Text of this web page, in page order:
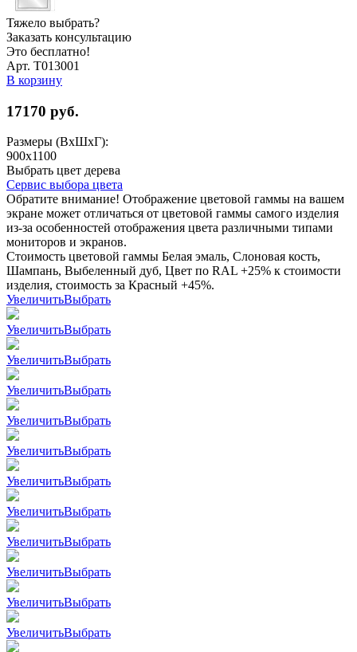
Тяжело выбрать?
Заказать консультацию
Это бесплатно!
Арт. Т013001
В корзину
17170 руб.
Размеры (ВхШхГ):
900x1100
Выбрать цвет дерева
Сервис выбора цвета
Обратите внимание! Отображение цветовой гаммы на вашем
экране может отличаться от цветовой гаммы самого изделия
из-за особенностей отображения цвета различными типами
мониторов и экранов.
Стоимость цветовой гаммы Белая эмаль, Слоновая кость,
Шампань, Выбеленный дуб, Цвет по RAL +25% к стоимости
изделия, стоимость за Красный +45%.
УвеличитьВыбрать
УвеличитьВыбрать
УвеличитьВыбрать
УвеличитьВыбрать
УвеличитьВыбрать
УвеличитьВыбрать
УвеличитьВыбрать
УвеличитьВыбрать
УвеличитьВыбрать
УвеличитьВыбрать
УвеличитьВыбрать
УвеличитьВыбрать